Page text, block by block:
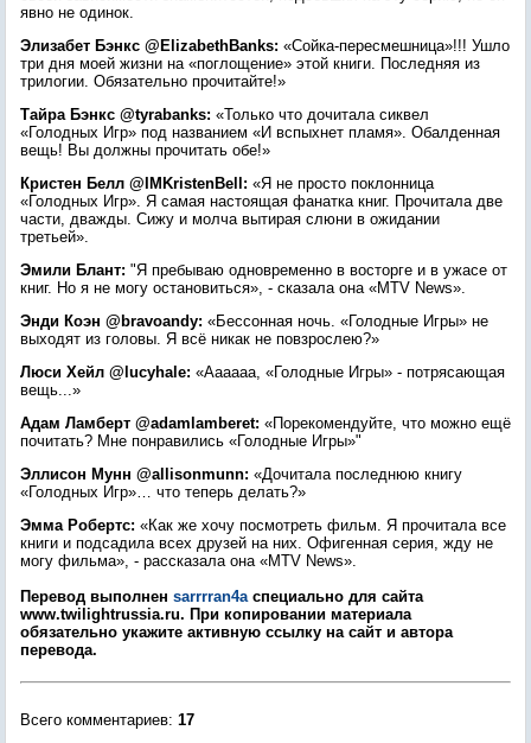
явно не одинок.
Элизабет Бэнкс @ElizabethBanks: «Сойка-пересмешница»!!! Ушло
три дня моей жизни на «поглощение» этой книги. Последняя из
трилогии. Обязательно прочитайте!»
Тайра Бэнкс @tyrabanks: «Только что дочитала сиквел
«Голодных Игр» под названием «И вспыхнет пламя». Обалденная
вещь! Вы должны прочитать обе!»
Кристен Белл @IMKristenBell: «Я не просто поклонница
«Голодных Игр». Я самая настоящая фанатка книг. Прочитала две
части, дважды. Сижу и молча вытирая слюни в ожидании
третьей».
Эмили Блант: "Я пребываю одновременно в восторге и в ужасе от
книг. Но я не могу остановиться», - сказала она «MTV News».
Энди Коэн @bravoandy: «Бессонная ночь. «Голодные Игры» не
выходят из головы. Я всё никак не повзрослею?»
Люси Хейл @lucyhale: «Аааааа, «Голодные Игры» - потрясающая
вещь...»
Адам Ламберт @adamlamberet: «Порекомендуйте, что можно ещё
почитать? Мне понравились «Голодные Игры»"
Эллисон Мунн @allisonmunn: «Дочитала последнюю книгу
«Голодных Игр»… что теперь делать?»
Эмма Робертс: «Как же хочу посмотреть фильм. Я прочитала все
книги и подсадила всех друзей на них. Офигенная серия, жду не
могу фильма», - рассказала она «MTV News».
Перевод выполнен sarrrran4aспециально для сайта
www.twilightrussia.ru. При копировании материала
обязательно укажите активную ссылку на сайт и автора
перевода.
Всего комментариев: 17